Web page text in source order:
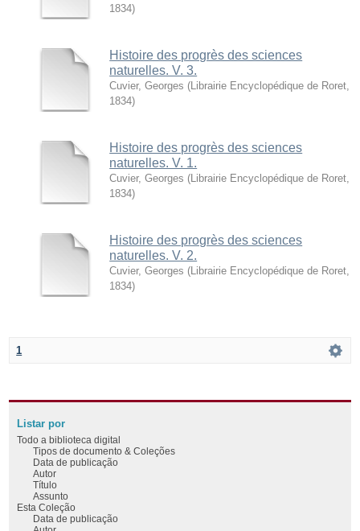
1834)
Histoire des progrès des sciences
naturelles. V. 3.
Cuvier, Georges ( Librairie Encyclopédique de Roret
1834)
Histoire des progrès des sciences
naturelles. V. 1.
Cuvier, Georges ( Librairie Encyclopédique de Roret
1834)
Histoire des progrès des sciences
naturelles. V. 2.
Cuvier, Georges ( Librairie Encyclopédique de Roret
1834)
1
Listar por
Todo a biblioteca digital
Tipos de documento & Coleções
Data de publicação
Autor
Título
Assunto
Esta Coleção
Data de publicação